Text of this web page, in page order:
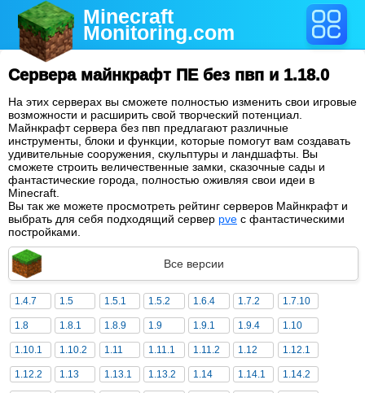
Minecraft
Monitoring.com
Сервера майнкрафт ПЕ без пвп и 1.18.0
На этих серверах вы сможете полностью изменить свои игровые
возможности и расширить свой творческий потенциал.
Майнкрафт сервера без пвп предлагают различные
инструменты, блоки и функции, которые помогут вам создавать
удивительные сооружения, скульптуры и ландшафты. Вы
сможете строить величественные замки, сказочные сады и
фантастические города, полностью оживляя свои идеи в
Minecraft.
Вы так же можете просмотреть рейтинг серверов Майнкрафт и
выбрать для себя подходящий сервер pve с фантастическими
постройками.
Все версии
1.4.7 1.5 1.5.1 1.5.2 1.6.4 1.7.2 1.7.10
1.8 1.8.1 1.8.9 1.9 1.9.1 1.9.4 1.10
1.10.1 1.10.2 1.11 1.11.1 1.11.2 1.12 1.12.1
1.12.2 1.13 1.13.1 1.13.2 1.14 1.14.1 1.14.2